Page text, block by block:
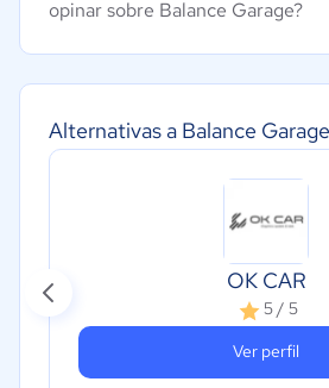
Alternativas a Balance Garage
OK CAR
5 / 5
Ver perfil
opinar sobre Balance Garage?